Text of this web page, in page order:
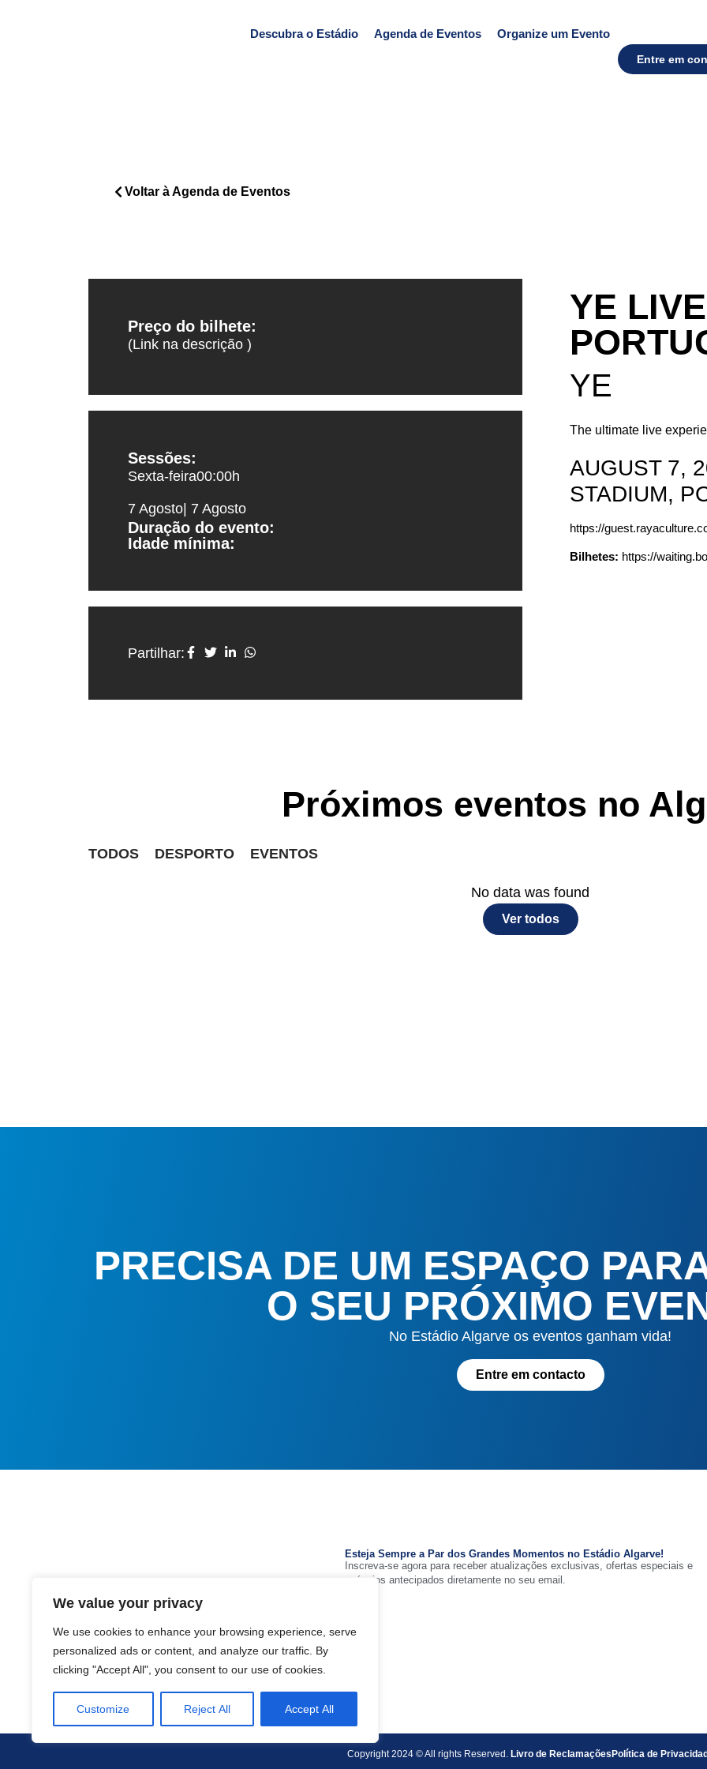
We value your privacy
We use cookies to enhance your browsing experience, serve
personalized ads or content, and analyze our traffic. By
clicking "Accept All", you consent to our use of cookies.
Customize Reject All Accept All
Descubra o Estádio Agenda de Eventos Organize um Evento
Entre em
Voltar à Agenda de Eventos
Preço do bilhete:
(Link na descrição )
Sessões:
Sexta-feira00:00h
7 Agosto | 7 Agosto
Duração do evento:
Idade mínima:
Partilhar:
YE
YE
The ultimate live
AUGUST 7,
STADIUM,
https://
Bilhetes: https://
Próximos eventos no
TODOS DESPORTO EVENTOS
No data was found
Ver todos
PRECISA DE UM ESPAÇO
O SEU PRÓXIMO
No Estádio Algarve os eventos ganham vida!
Entre em contacto
+351 289 893 200 (Chamada para a rede
Parque das Cidades, 8135-014 - Loulé
Google maps
Esteja Sempre a Par dos Grandes Momentos no Estádio Algarve!
Inscreva-se agora para receber atualizações exclusivas, ofertas especiais e
anúncios antecipados diretamente no seu email.
Copyright 2024 © All rights Reserved. Livro de ReclamaçõesPolítica de